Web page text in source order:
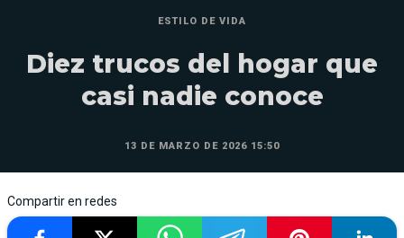
ESTILO DE VIDA
Diez trucos del hogar que
casi nadie conoce
13 DE MARZO DE 2026 15:50
Compartir en redes